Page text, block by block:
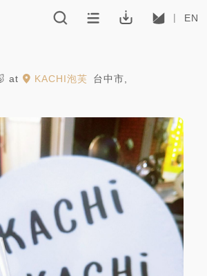
EN
at KACHI泡芙 台中市